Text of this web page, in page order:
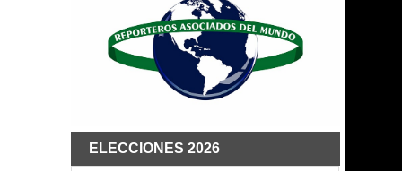
ELECCIONES 2026